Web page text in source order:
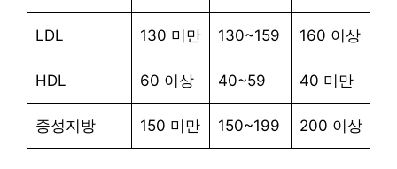
LDL 130 미만 130~159 160 이상
HDL 60 이상 40~59 40 미만
중성지방 150 미만 150~199 200 이상